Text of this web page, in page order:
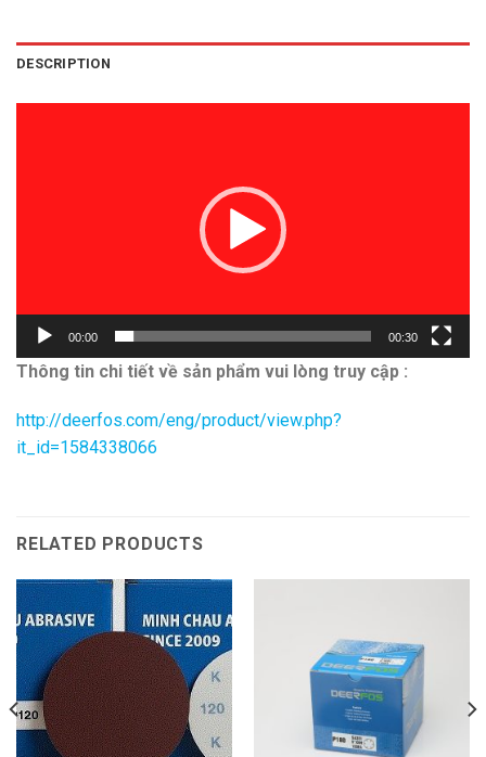
DESCRIPTION
00:00 00:30
Thông tin chi tiết về sản phẩm vui lòng truy cập :
http://deerfos.com/eng/product/view.php?
it_id=1584338066
RELATED PRODUCTS